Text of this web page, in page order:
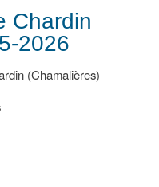
Chardin
2026
(Chamalières)